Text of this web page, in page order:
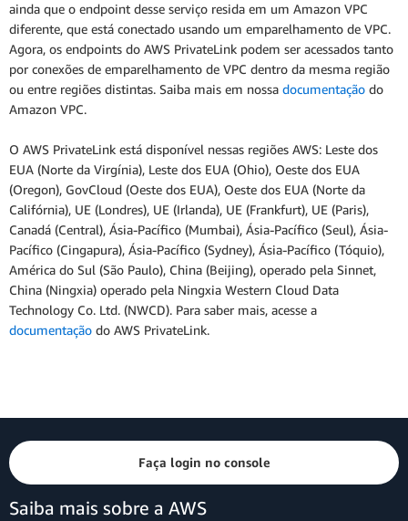
ainda que o endpoint desse serviço resida em um Amazon VPC
diferente, que está conectado usando um emparelhamento de VPC.
Agora, os endpoints do AWS PrivateLink podem ser acessados tanto
por conexões de emparelhamento de VPC dentro da mesma região
ou entre regiões distintas. Saiba mais em nossa documentação do
Amazon VPC.
O AWS PrivateLink está disponível nessas regiões AWS: Leste dos
EUA (Norte da Virgínia), Leste dos EUA (Ohio), Oeste dos EUA
(Oregon), GovCloud (Oeste dos EUA), Oeste dos EUA (Norte da
Califórnia), UE (Londres), UE (Irlanda), UE (Frankfurt), UE (Paris),
Canadá (Central), Ásia-Pacífico (Mumbai), Ásia-Pacífico (Seul), Ásia-
Pacífico (Cingapura), Ásia-Pacífico (Sydney), Ásia-Pacífico (Tóquio),
América do Sul (São Paulo), China (Beijing), operado pela Sinnet,
China (Ningxia) operado pela Ningxia Western Cloud Data
Technology Co. Ltd. (NWCD). Para saber mais, acesse a
documentação do AWS PrivateLink.
Faça login no console
Saiba mais sobre a AWS